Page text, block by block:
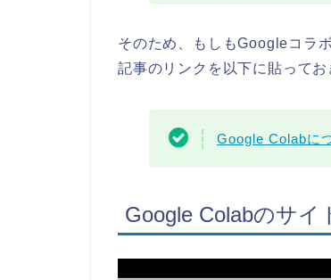
そのため、もしもGoogleコラ
記事のリンクを以下に貼って
Google Colabに
Google Colabのサイ